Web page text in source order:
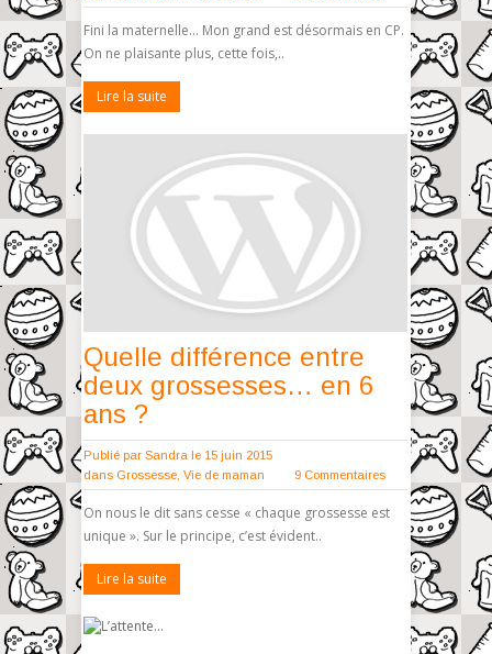
Fini la maternelle… Mon grand est désormais en CP.
On ne plaisante plus, cette fois,..
Lire la suite
Quelle différence entre
deux grossesses… en 6
ans ?
Publié par Sandra le 15 juin 2015
dans Grossesse Vie de maman 9 Commentaires
On nous le dit sans cesse « chaque grossesse est
unique ». Sur le principe, c’est évident..
Lire la suite